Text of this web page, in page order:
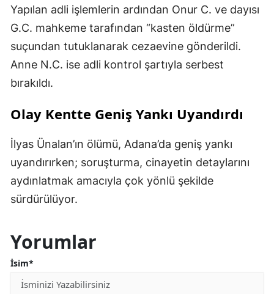
Yapılan adli işlemlerin ardından Onur C. ve dayısı
G.C. mahkeme tarafından “kasten öldürme”
suçundan tutuklanarak cezaevine gönderildi.
Anne N.C. ise adli kontrol şartıyla serbest
bırakıldı.
Olay Kentte Geniş Yankı Uyandırdı
İlyas Ünalan’ın ölümü, Adana’da geniş yankı
uyandırırken; soruşturma, cinayetin detaylarını
aydınlatmak amacıyla çok yönlü şekilde
sürdürülüyor.
Yorumlar
İsim*